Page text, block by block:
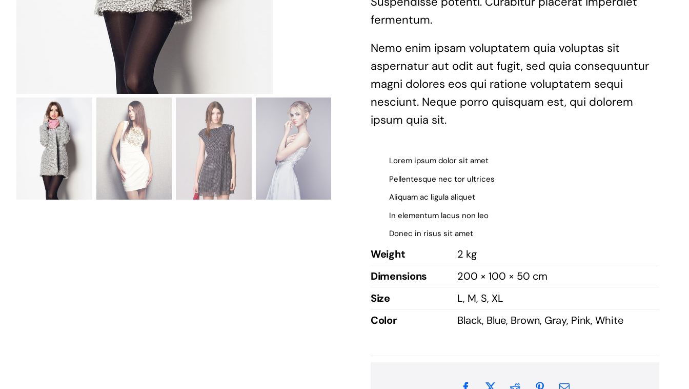
fermentum.
Nemo enim ipsam voluptatem quia voluptas sit
aspernatur aut odit aut fugit, sed quia consequuntur
magni dolores eos qui ratione voluptatem sequi
nesciunt. Neque porro quisquam est, qui dolorem
ipsum quia sit.
Lorem ipsum dolor sit amet
Pellentesque nec tor ultrices
Aliquam ac ligula aliquet
In elementum lacus non leo
Donec in risus sit amet
Weight
2 kg
Dimensions
200 × 100 × 50 cm
Size
L, M, S, XL
Color
Black, Blue, Brown, Gray, Pink, White